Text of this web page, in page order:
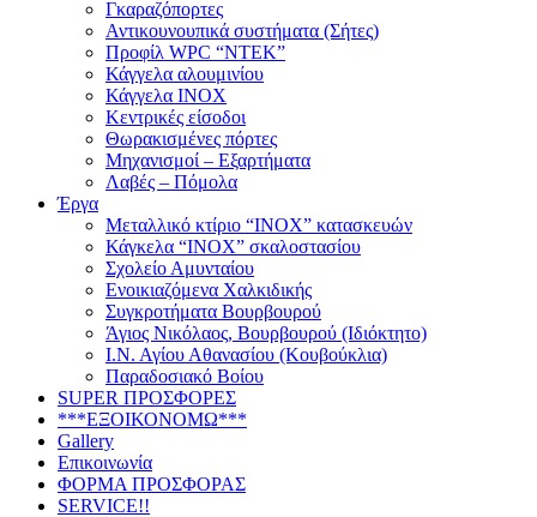
Γκαραζόπορτες
Αντικουνουπικά συστήματα (Σήτες)
Προφίλ WPC “ΝΤΕΚ”
Κάγγελα αλουμινίου
Κάγγελα INOX
Κεντρικές είσοδοι
Θωρακισμένες πόρτες
Μηχανισμοί – Εξαρτήματα
Λαβές – Πόμολα
Έργα
Μεταλλικό κτίριο “INOX” κατασκευών
Κάγκελα “INOX” σκαλοστασίου
Σχολείο Αμυνταίου
Ενοικιαζόμενα Χαλκιδικής
Συγκροτήματα Βουρβουρού
Άγιος Νικόλαος, Βουρβουρού (Ιδιόκτητο)
Ι.Ν. Αγίου Αθανασίου (Κουβούκλια)
Παραδοσιακό Βοίου
SUPER ΠΡΟΣΦΟΡΕΣ
***ΕΞΟΙΚΟΝΟΜΩ***
Gallery
Επικοινωνία
ΦΟΡΜΑ ΠΡΟΣΦΟΡΑΣ
SERVICE!!